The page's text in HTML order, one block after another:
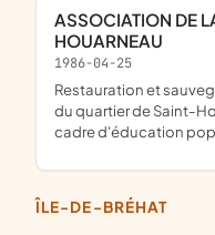
ASSOCIATION DE LA CHAPELLE SAINT
HOUARNEAU
1986-04-25
restauration et sauvegarde des monuments religieux
du quartier de Saint-
cadre d'éducation
ÎLE-DE-BRÉHAT